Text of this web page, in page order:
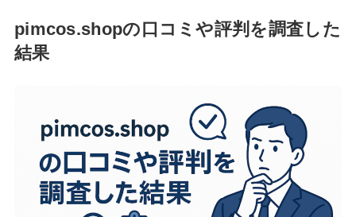
pimcos.shopの口コミや評判を調査した
結果